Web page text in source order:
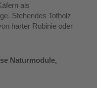
als
Stehendes Totholz
harter Robinie oder
Naturmodule,